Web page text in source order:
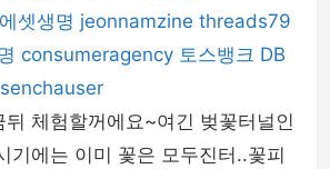
셋생명 jeonnamzine threads79
consumeragency 토스뱅크 DB
senchauser
체험할꺼에요~여긴 벚꽃터널인
기에는 이미 꽃은 모두진터..꽃피